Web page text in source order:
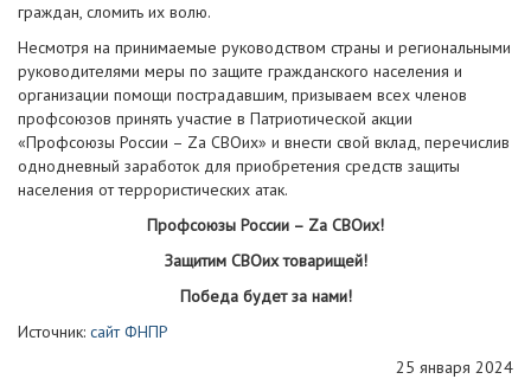
граждан, сломить их волю.
Несмотря на принимаемые руководством страны и региональными
руководителями меры по защите гражданского населения и
организации помощи пострадавшим, призываем всех членов
профсоюзов принять участие в Патриотической акции
«Профсоюзы России – Zа СВОих» и внести свой вклад, перечислив
однодневный заработок для приобретения средств защиты
населения от террористических атак.
Профсоюзы России – Zа СВОих!
Защитим СВОих товарищей!
Победа будет за нами!
Источник: сайт ФНПР
25 января 2024